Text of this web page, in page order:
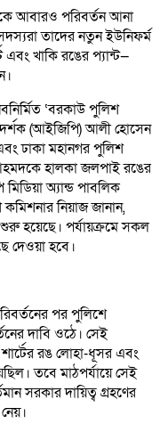
আবারও পরিবর্তন আনা
তাদের নতুন ইউনিফর্ম
খাকি রঙের প্যান্ট—
‘বরকাউ পুলিশ
(আইজিপি) আলী হোসেন
ঢাকা মহানগর পুলিশ
হালকা জলপাই রঙের
মিডিয়া অ্যান্ড পাবলিক
নিয়াজ জানান,
হয়েছে। পর্যায়ক্রমে সকল
দেওয়া হবে।
পর পুলিশে
দাবি ওঠে। সেই
রঙ লোহা-ধূসর এবং
তবে মাঠপর্যায়ে সেই
সরকার দায়িত্ব গ্রহণের